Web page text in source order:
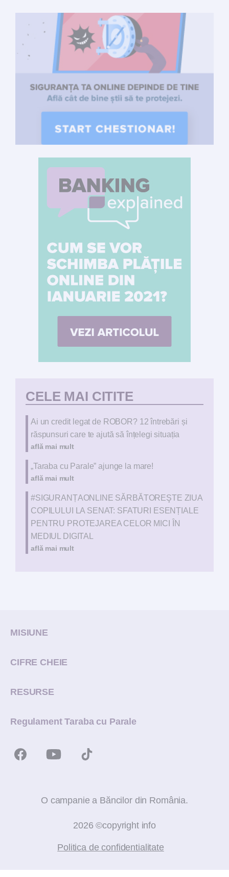
CELE MAI CITITE
Ai un credit legat de ROBOR? 12 întrebări și
răspunsuri care te ajută să înțelegi situația
află mai mult
„Taraba cu Parale” ajunge la mare!
află mai mult
#SIGURANȚAONLINE SĂRBĂTOREŞTE ZIUA
COPILULUI LA SENAT: SFATURI ESENȚIALE
PENTRU PROTEJAREA CELOR MICI ÎN
MEDIUL DIGITAL
află mai mult
MISIUNE
CIFRE CHEIE
RESURSE
Regulament Taraba cu Parale
O campanie a Băncilor din România.
2026 ©copyright info
Politica de confidentialitate